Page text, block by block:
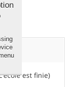
est finie)